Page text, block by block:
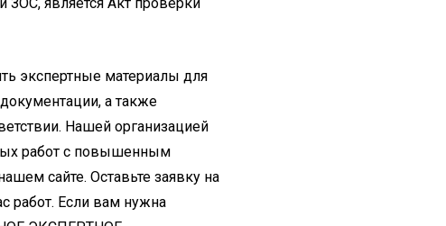
экспертные материалы для
а также
Нашей организацией
работ с повышенным
сайте. Оставьте заявку на
работ. Если вам нужна